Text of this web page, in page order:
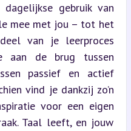
gebruik van
mee met jou – tot het
van je leerproces
aan de brug tussen
passief en actief
vind je dankzij zo’n
voor een eigen
Taal leeft, en jouw